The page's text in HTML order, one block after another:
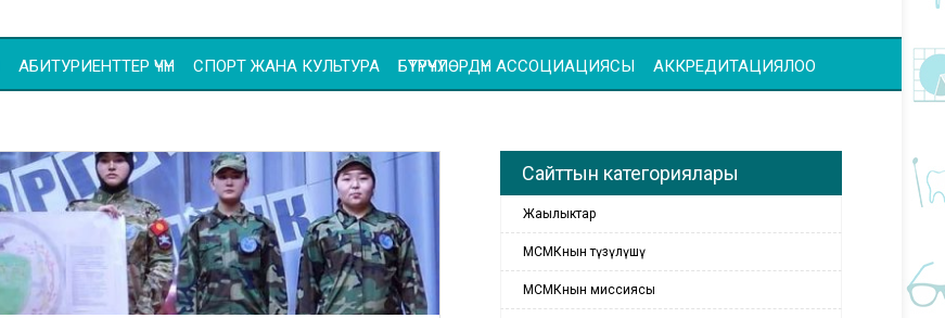
АБИТУРИЕНТТЕР ҮЧҮН СПОРТ ЖАНА КУЛЬТУРА БҮТҮРҮҮЧҮЛӨРДҮН АССОЦИАЦИЯСЫ АККРЕДИТАЦИЯЛОО
Сайттын категориялары
Жаңылыктар
МСМКнын түзүлүшү
МСМКнын миссиясы